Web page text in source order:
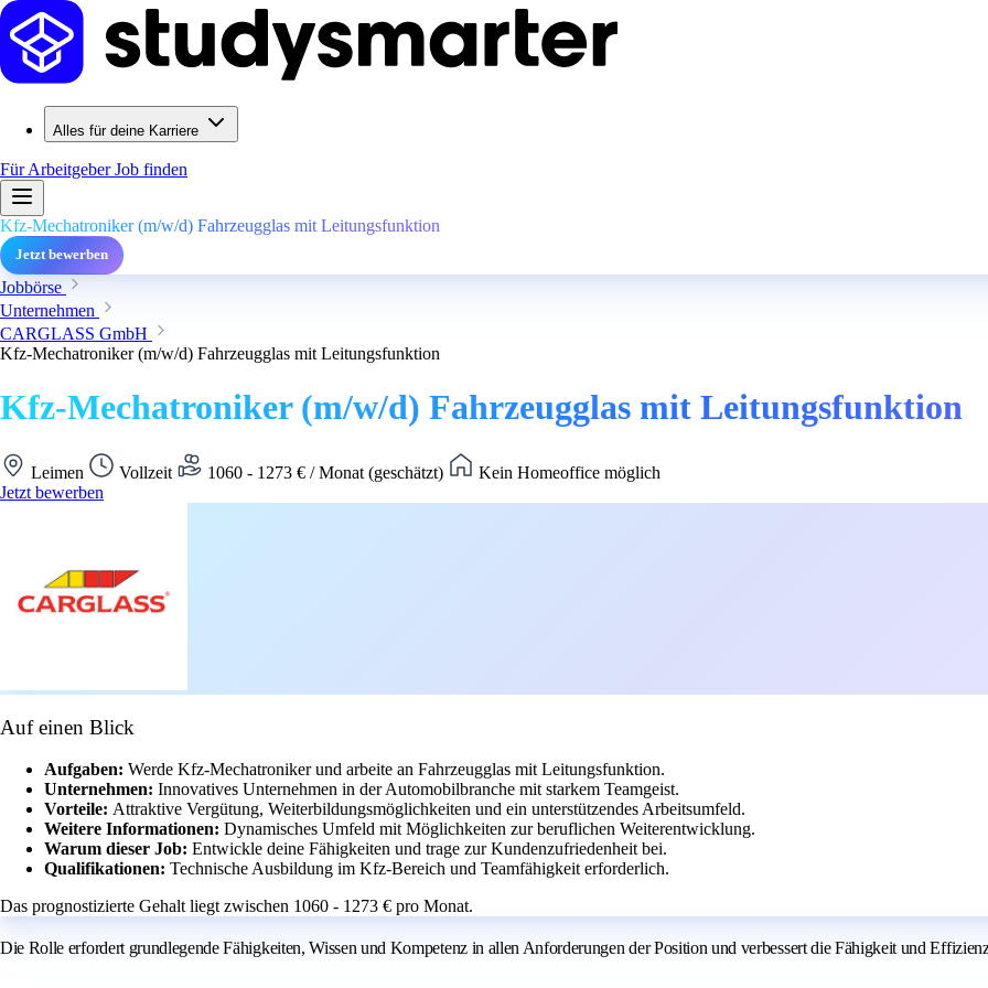
Alles für deine Karriere
Für ArbeitgeberJob finden
Kfz-Mechatroniker (m/w/d) Fahrzeugglas mit Leitungsfunktion
Jetzt bewerben
Jobbörse
Unternehmen
CARGLASS GmbH
Kfz-Mechatroniker (m/w/d) Fahrzeugglas mit Leitungsfunktion
Kfz-Mechatroniker (m/w/d) Fahrzeugglas mit Leitungsfunktion
Leimen Vollzeit 1060 - 1273 € / Monat (geschätzt)
Kein Homeoffice möglich
Jetzt bewerben
Auf einen Blick
Aufgaben: Werde Kfz-Mechatroniker und arbeite an Fahrzeugglas mit Leitungsfunktion.
Unternehmen: Innovatives Unternehmen in der Automobilbranche mit starkem Teamgeist.
Vorteile: Attraktive Vergütung, Weiterbildungsmöglichkeiten und ein unterstützendes Arbeitsumfeld.
Weitere Informationen: Dynamisches Umfeld mit Möglichkeiten zur beruflichen Weiterentwicklung.
Warum dieser Job: Entwickle deine Fähigkeiten und trage zur Kundenzufriedenheit bei.
Qualifikationen: Technische Ausbildung im Kfz-Bereich und Teamfähigkeit erforderlich.
Das prognostizierte Gehalt liegt zwischen 1060 - 1273 € pro Monat.
Die Rolle erfordert grundlegende Fähigkeiten, Wissen und Kompetenz in allen Anforderungen der Position und verbessert die Fähigkeit und